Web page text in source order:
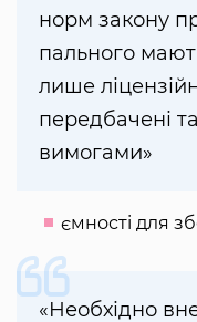
норм закону
пального
лише
передбачені
вимогами»
ємності для
«Необхідно